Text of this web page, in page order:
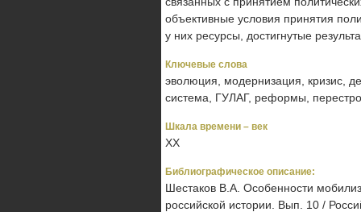
объективные условия принятия
у них ресурсы, достигнутые
Ключевые слова
эволюция, модернизация, кризис,
система, ГУЛАГ, реформы,
Шкала времени – век
XX
Библиографическое описание:
Шестаков В.А. Особенности
российской истории. Вып. 10 /